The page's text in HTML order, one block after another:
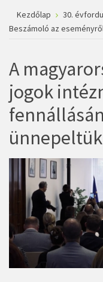
Kezdőlap
30.
Beszámoló az
A
jogok
ünnepeltük